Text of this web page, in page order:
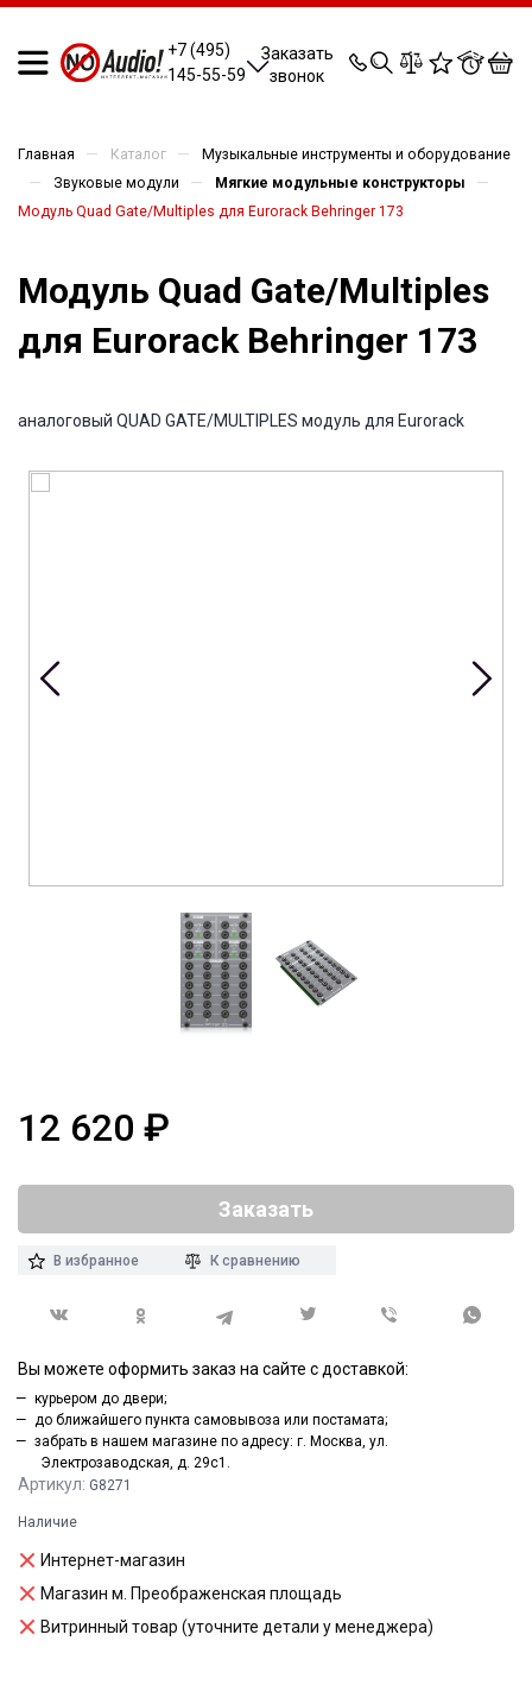
+7 (495)
145-55-59
Заказать
звонок
0 0 0 0
Главная — Каталог — Музыкальные инструменты и оборудование
— Звуковые модули — Мягкие модульные конструкторы —
Модуль Quad Gate/Multiples для Eurorack Behringer 173
Модуль Quad Gate/Multiples
для Eurorack Behringer 173
аналоговый QUAD GATE/MULTIPLES модуль для Eurorack
Артикул: G8271
Наличие
Интернет-магазин
Магазин м. Преображенская площадь
Витринный товар (уточните детали у менеджера)
12 620 ₽
Заказать
В избранное К сравнению
Вы можете оформить заказ на сайте с доставкой:
курьером до двери;
до ближайшего пункта самовывоза или постамата;
забрать в нашем магазине по адресу: г. Москва, ул.
Электрозаводская, д. 29с1.